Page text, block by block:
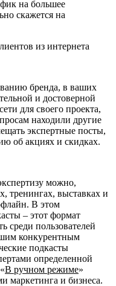
на большее
скажется на
бренда, в ваших
и достоверной
для своего проекта,
находили другие
экспертные посты,
об акциях и скидках.
можно,
тренингах, выставках и
В этом
– этот формат
среди пользователей
конкурентным
подкасты
определенной
В ручном режиме»
маркетинга и бизнеса.